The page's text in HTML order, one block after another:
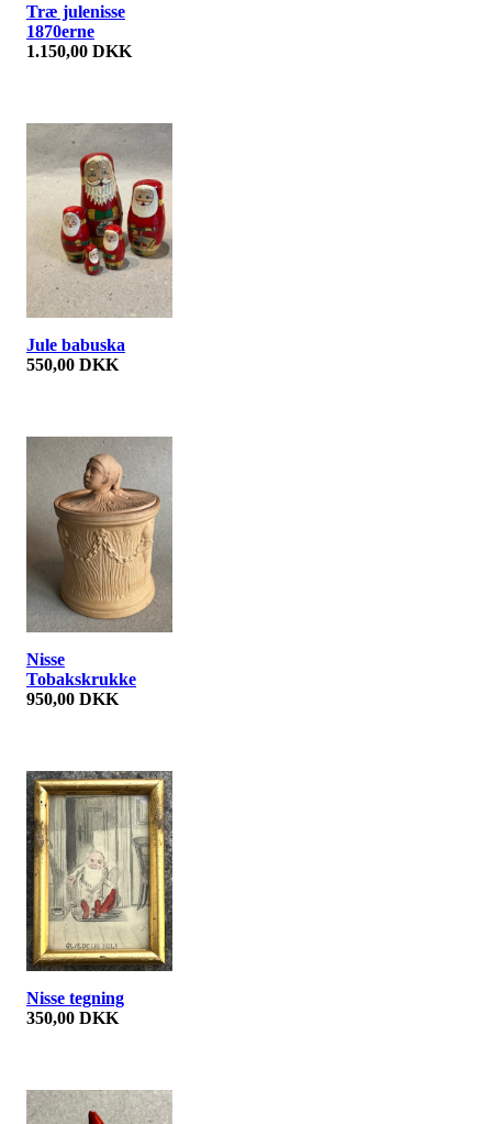
Træ julenisse
1870erne
1.150,00 DKK
Jule babuska
550,00 DKK
Nisse
Tobakskrukke
950,00 DKK
Nisse tegning
350,00 DKK